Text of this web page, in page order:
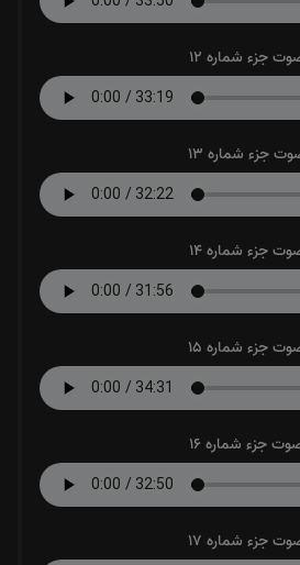
جزء شماره 12
جزء شماره 13
جزء شماره 14
جزء شماره 15
جزء شماره 16
جزء شماره 17